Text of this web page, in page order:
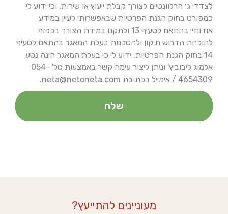
לצדדי ג׳ הרלוונטיים לצורך קבלת ייעוץ או שירות, וכי ידוע לי
כמפורט בחוק הגנת הפרטיות שבאפשרותי לעיין במידע
אודותיי בהתאם לסעיף 13 ולתקנו במידת הצורך בכפוף
להוכחת הדרוש תיקון ולהסכמת בעלת המאגר בהתאם לסעיף
14 בחוק הגנת הפרטיות. ידוע לי כי בעלת המאגר הינה נטע
אלמוג ליבוביץ' וניתן ליצור עימה קשר באמצעות טל' 054-
4654309 / אימייל בכתובת neta@netoneta.com.
שלח
מעוניינים להתייעץ?